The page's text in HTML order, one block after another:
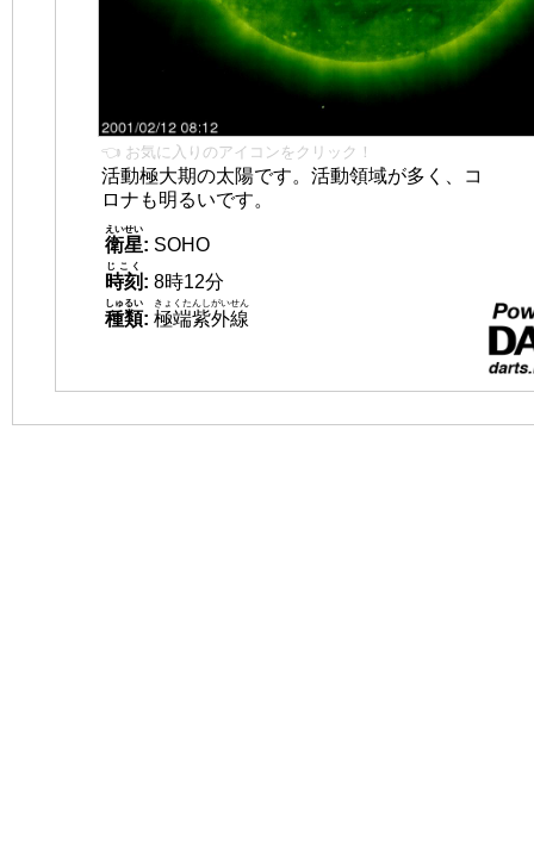
👈 お気に入りのアイコンをクリック！
活動極大期の太陽です。活動領域が多く、コ
ロナも明るいです。
衛星
えいせい
: SOHO
時刻
じこく
: 8時12分
種類
しゅるい
: 極端紫外線
きょくたんしがいせん